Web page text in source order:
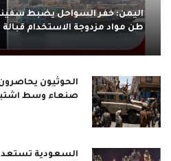
طن مواد مزدوجة الاستخدام قبالة
الحوثيون
صنعاء وسط
السعودية تستعد